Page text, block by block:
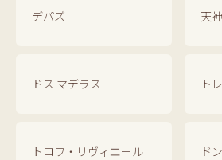
デパズ 天
ドス マデラス ト
トロワ・リヴィエール ド